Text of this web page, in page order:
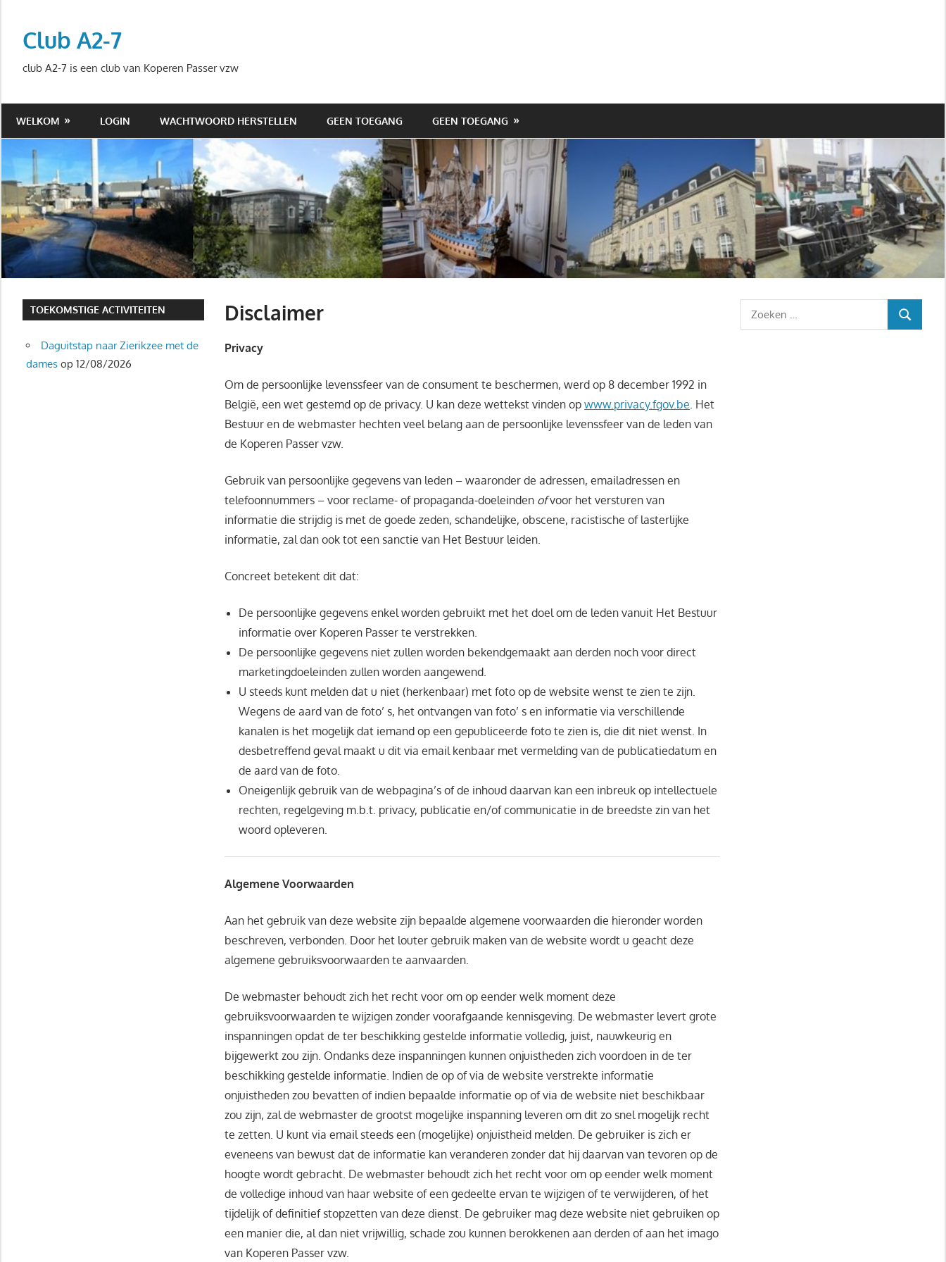
inhoud
Club A2-7
club A2-7 is een club van Koperen Passer vzw
WELKOM LOGIN WACHTWOORD HERSTELLEN GEEN TOEGANG GEEN TOEGANG
Disclaimer
Privacy
Om de persoonlijke levenssfeer van de consument te beschermen, werd op 8 december 1992 in
België, een wet gestemd op de privacy. U kan deze wettekst vinden opwww.privacy.fgov.be . Het
Bestuur en de webmaster hechten veel belang aan de persoonlijke levenssfeer van de leden van
de Koperen Passer vzw.
Gebruik van persoonlijke gegevens van leden – waaronder de adressen, emailadressen en
telefoonnummers – voor reclame- of propaganda-doeleinden ofvoor het versturen van
informatie die strijdig is met de goede zeden, schandelijke, obscene, racistische of lasterlijke
informatie, zal dan ook tot een sanctie van Het Bestuur leiden.
Concreet betekent dit dat:
De persoonlijke gegevens enkel worden gebruikt met het doel om de leden vanuit Het Bestuur
informatie over Koperen Passer te verstrekken.
De persoonlijke gegevens niet zullen worden bekendgemaakt aan derden noch voor direct
marketingdoeleinden zullen worden aangewend.
U steeds kunt melden dat u niet (herkenbaar) met foto op de website wenst te zien te zijn.
Wegens de aard van de foto’ s, het ontvangen van foto’ s en informatie via verschillende
kanalen is het mogelijk dat iemand op een gepubliceerde foto te zien is, die dit niet wenst. In
desbetreffend geval maakt u dit via email kenbaar met vermelding van de publicatiedatum en
de aard van de foto.
Oneigenlijk gebruik van de webpagina’s of de inhoud daarvan kan een inbreuk op intellectuele
rechten, regelgeving m.b.t. privacy, publicatie en/of communicatie in de breedste zin van het
woord opleveren.
Algemene Voorwaarden
Aan het gebruik van deze website zijn bepaalde algemene voorwaarden die hieronder worden
beschreven, verbonden. Door het louter gebruik maken van de website wordt u geacht deze
algemene gebruiksvoorwaarden te aanvaarden.
De webmaster behoudt zich het recht voor om op eender welk moment deze
gebruiksvoorwaarden te wijzigen zonder voorafgaande kennisgeving. De webmaster levert grote
inspanningen opdat de ter beschikking gestelde informatie volledig, juist, nauwkeurig en
bijgewerkt zou zijn. Ondanks deze inspanningen kunnen onjuistheden zich voordoen in de ter
beschikking gestelde informatie. Indien de op of via de website verstrekte informatie
onjuistheden zou bevatten of indien bepaalde informatie op of via de website niet beschikbaar
zou zijn, zal de webmaster de grootst mogelijke inspanning leveren om dit zo snel mogelijk recht
te zetten. U kunt via email steeds een (mogelijke) onjuistheid melden. De gebruiker is zich er
eveneens van bewust dat de informatie kan veranderen zonder dat hij daarvan van tevoren op de
hoogte wordt gebracht. De webmaster behoudt zich het recht voor om op eender welk moment
de volledige inhoud van haar website of een gedeelte ervan te wijzigen of te verwijderen, of het
tijdelijk of definitief stopzetten van deze dienst. De gebruiker mag deze website niet gebruiken op
een manier die, al dan niet vrijwillig, schade zou kunnen berokkenen aan derden of aan het imago
van Koperen Passer vzw.
TOEKOMSTIGE ACTIVITEITEN
Daguitstap naar Zierikzee met de
damesop 12/08/2026
Zoeken
naar:
ZOEKEN